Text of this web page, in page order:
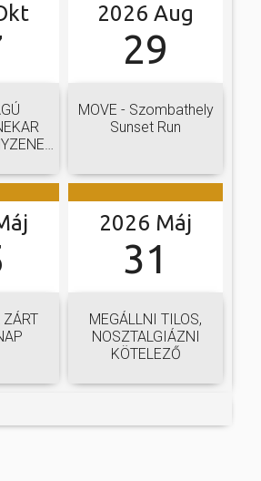
2026 Aug
29
MOVE - Szombathely
Sunset Run
ZÁRT
2026 Máj
31
MEGÁLLNI TILOS,
NOSZTALGIÁZNI
KÖTELEZŐ